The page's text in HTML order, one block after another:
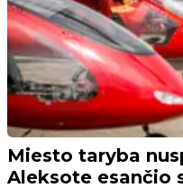
Miesto taryba
Aleksote esančio